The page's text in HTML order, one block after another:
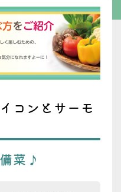
コンとサーモ
菜♪